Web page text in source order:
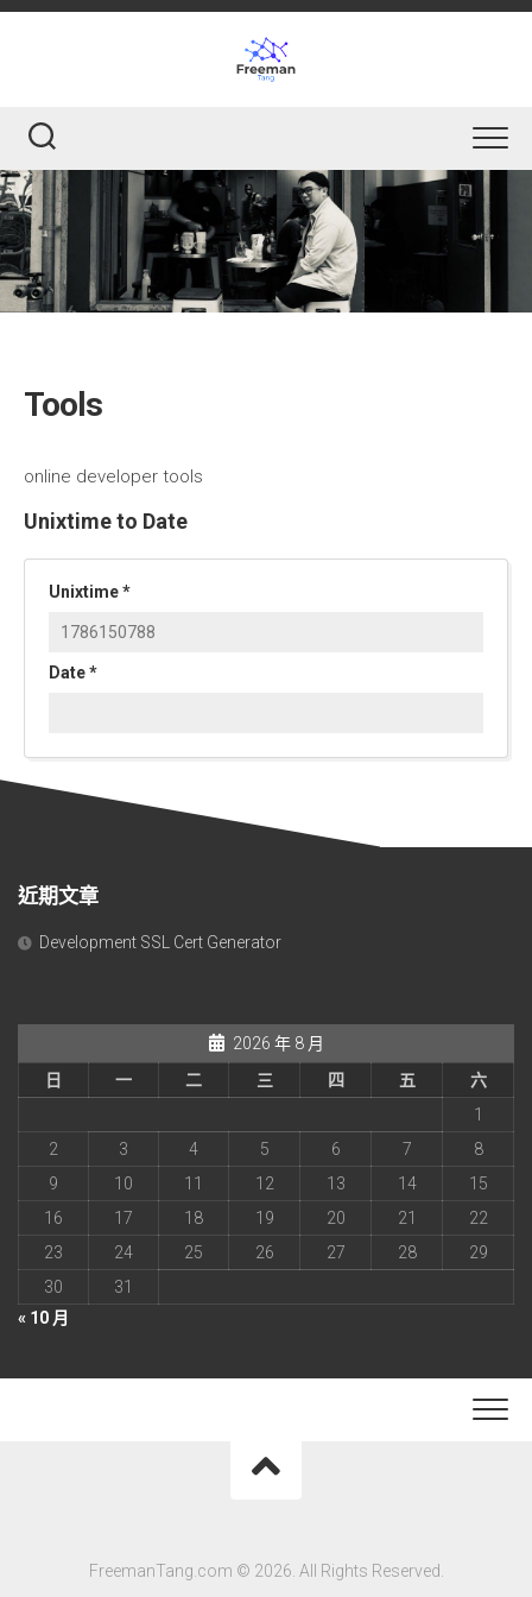
Skip
Tools
online developer tools
Unixtime to Date
Unixtime*
Date*
近期文章
Development SSL Cert Generator
2026 年 8 月
日
一 二 三 四 五
六
1
2
3 4 5 6 7
8
9
10 11 12 13 14
15
16
17 18 19 20 21
22
23
24 25 26 27 28
29
30
31
« 10 月
FreemanTang.com © 2026. All Rights Reserved.